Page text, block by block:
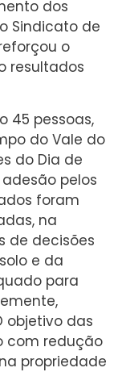
dos
Sindicato de
o
resultados
45 pessoas,
do Vale do
do Dia de
pelos
foram
na
de decisões
e da
para
objetivo das
com redução
propriedade